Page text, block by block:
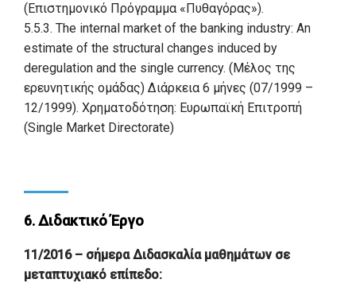
(Επιστημονικό Πρόγραμμα «Πυθαγόρας»).
5.5.3. The internal market of the banking industry: An
estimate of the structural changes induced by
deregulation and the single currency. (Μέλος της
ερευνητικής ομάδας) Διάρκεια 6 μήνες (07/1999 –
12/1999). Χρηματοδότηση: Ευρωπαϊκή Επιτροπή
(Single Market Directorate)
6. Διδακτικό Έργο
11/2016 – σήμερα Διδασκαλία μαθημάτων σε
μεταπτυχιακό επίπεδο: